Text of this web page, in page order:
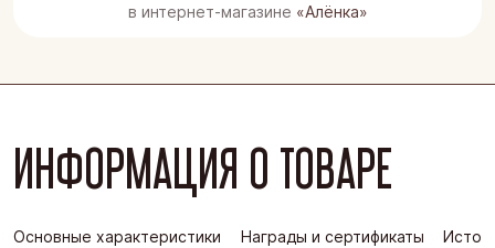
в интернет-магазине «Алёнка»
ИНФОРМАЦИЯ О ТОВАРЕ
Основные характеристики Награды и сертификаты